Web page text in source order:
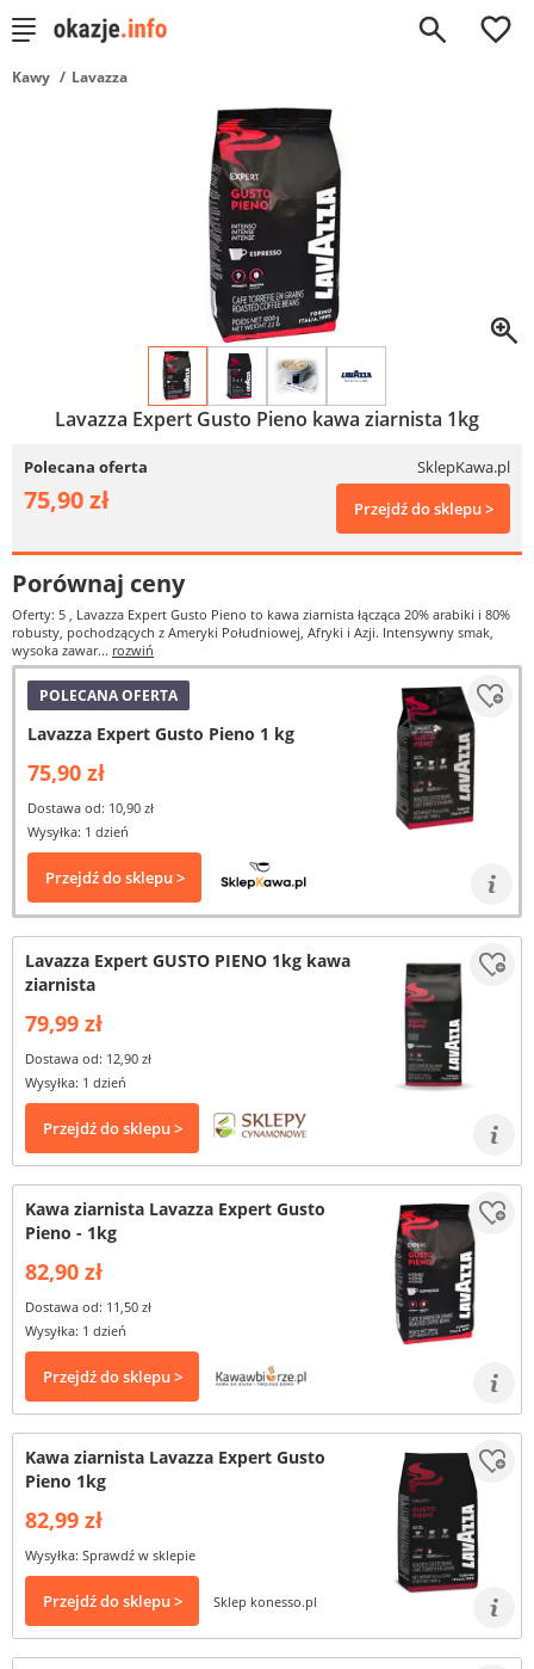
0
Kawy Lavazza
Lavazza Expert Gusto Pieno kawa ziarnista 1kg
Polecana oferta SklepKawa.pl
75,90 zł Przejdź do sklepu >
Porównaj ceny
Oferty: 5 , Lavazza Expert Gusto Pieno to kawa ziarnista łącząca 20% arabiki i 80%
robusty, pochodzących z Ameryki Południowej, Afryki i Azji. Intensywny smak,
wysoka zawar... rozwiń
POLECANA OFERTA
Lavazza Expert Gusto Pieno 1 kg
75,90 zł
Dostawa od: 10,90 zł
Wysyłka: 1 dzień
Przejdź do sklepu >
Lavazza Expert GUSTO PIENO 1kg kawa
ziarnista
79,99 zł
Dostawa od: 12,90 zł
Wysyłka: 1 dzień
Przejdź do sklepu >
Kawa ziarnista Lavazza Expert Gusto
Pieno - 1kg
82,90 zł
Dostawa od: 11,50 zł
Wysyłka: 1 dzień
Przejdź do sklepu >
Kawa ziarnista Lavazza Expert Gusto
Pieno 1kg
82,99 zł
Wysyłka: Sprawdź w sklepie
Przejdź do sklepu > Sklep konesso.pl